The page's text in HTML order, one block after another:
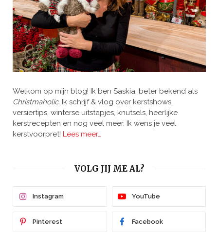
Welkom op mijn blog! Ik ben Saskia, beter bekend als
Christmaholic. Ik schrijf & vlog over kerstshows,
versiertips, winterse uitstapjes, knutsels, heerlijke
kerstrecepten en nog veel meer. Ik wens je veel
kerstvoorpret! Lees meer…
VOLG JIJ ME AL?
Instagram YouTube
Pinterest Facebook